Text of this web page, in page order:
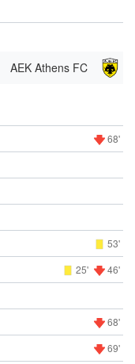
AEK Athens FC
68'
53'
25' 46'
68'
69'